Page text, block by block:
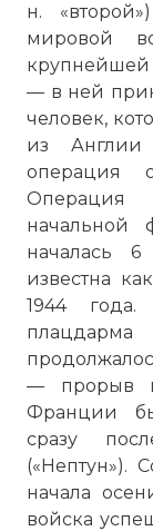
н.
мировой
крупнейшей
— в ней
человек,
из Англии
операция
начальной
началась
известна
1944
— прорыв и
Франции
сразу
(«Нептун»).
начала
войска